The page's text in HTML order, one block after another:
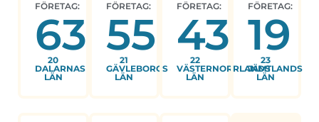
FÖRETAG:
63
20
DALARNAS
LÄN
FÖRETAG:
55
21
GÄVLEBORGS
LÄN
FÖRETAG:
43
22
VÄSTERNORRLANDS
LÄN
FÖRETAG:
19
23
JÄMTLANDS
LÄN